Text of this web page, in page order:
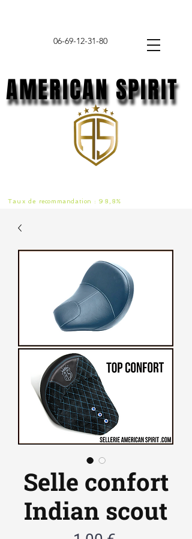
06-69-12-31-80
AMERICAN SPIRIT
AMERICAN SPIRIT
Taux de recommandation : 98,8%
Selle confort
Indian scout